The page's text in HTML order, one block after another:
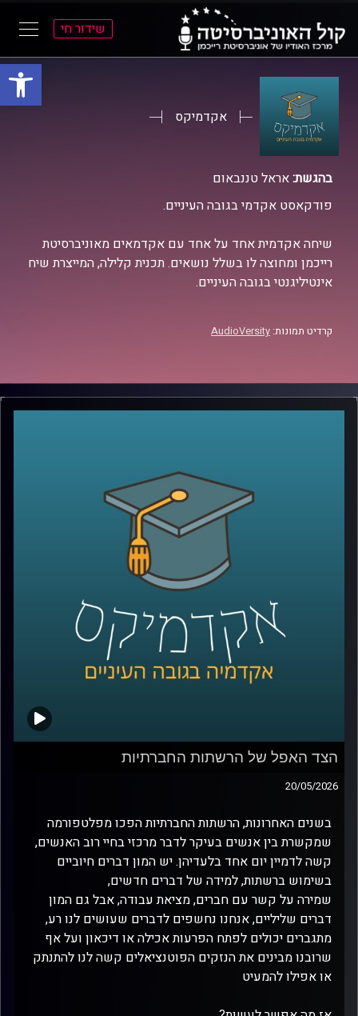
פתח
שידור חי
אקדמיקס
בהגשת:אראל טננבאום
פודקאסט אקדמי בגובה העיניים.
שיחה אקדמית אחד על אחד עם אקדמאים מאוניברסיטת
רייכמן ומחוצה לו בשלל נושאים. תכנית קלילה, המייצרת שיח
אינטיליגנטי בגובה העיניים.
קרדיט תמונות: AudioVersity
הצד האפל של הרשתות החברתיות
20/05/2026
בשנים האחרונות, הרשתות החברתיות הפכו מפלטפורמה
שמקשרת בין אנשים בעיקר לדבר מרכזי בחיי רוב האנשים,
קשה לדמיין יום אחד בלעדיהן. יש המון דברים חיוביים
בשימוש ברשתות, למידה של דברים חדשים,
שמירה על קשר עם חברים, מציאת עבודה, אבל גם המון
דברים שליליים, אנחנו נחשפים לדברים שעושים לנו רע,
מתגברים יכולים לפתח הפרעות אכילה או דיכאון ועל אף
שרובנו מבינים את הנזקים הפוטנציאלים קשה לנו להתנתק
או אפילו להמעיט